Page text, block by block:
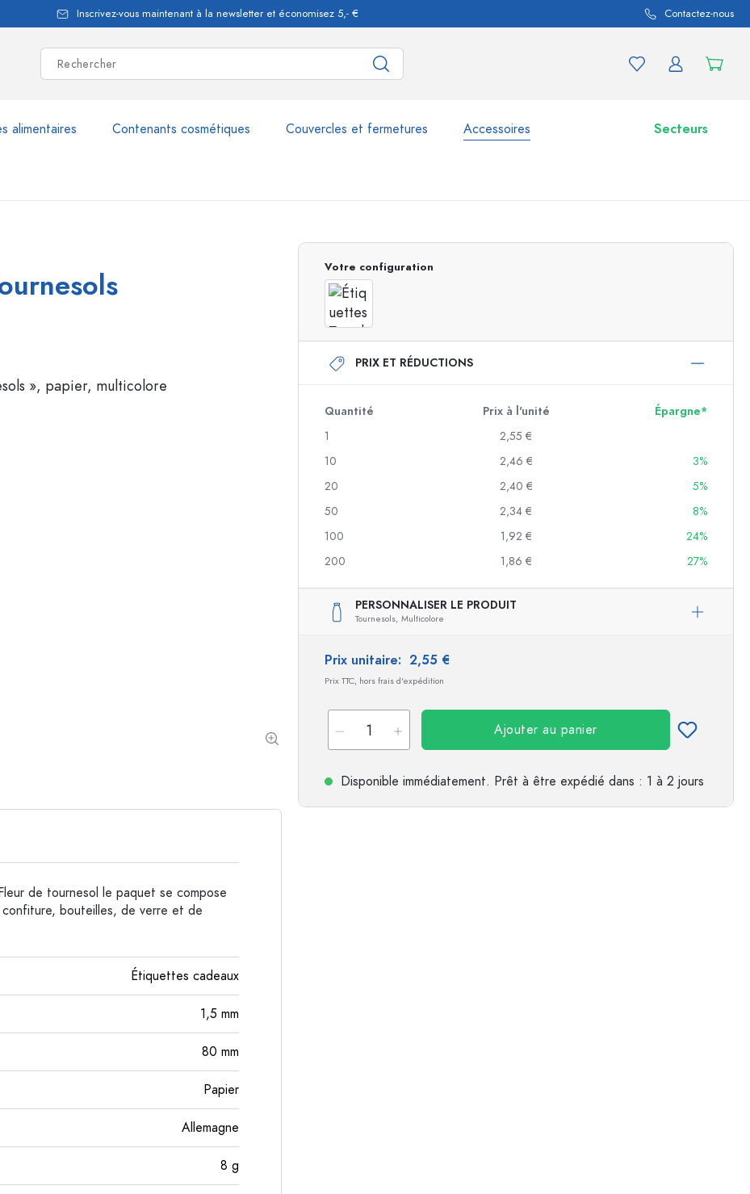
Inscrivez-vous maintenant à la newsletter et économisez 5,- € Contactez-nous
alimentaires Contenants cosmétiques Couvercles et fermetures Accessoires Secteurs
Bouteilles Estal
ml
Bouteilles en verre 500 ml
Bouteilles en verre 750 ml
Bouteilles en verre 1000 ml
Flacons airless
Bouteilles de gin
Bouteilles de Noël
Bouteilles à col large
Dames-jeannes
Bouteilles en aluminium
Bocaux
Votre configuration
PRIX ET RÉDUCTIONS
Quantité Prix à l'unité
Épargne*
1
2,55 €
10
2,46 €
3%
20
2,40 €
5%
50
2,34 €
8%
100
1,92 €
24%
200
1,86 € 27%
PERSONNALISER LE PRODUIT
Tournesols, Multicolore
Prix unitaire: 2,55 €
Prix TTC, hors frais d'expédition
Ajouter au panier
Disponible immédiatement. Prêt à être expédié dans : 1 à 2 jours
de tournesol le paquet se compose
bouteilles, de verre et de
Étiquettes cadeaux
1,5 mm
80 mm
Papier
Allemagne
8 g